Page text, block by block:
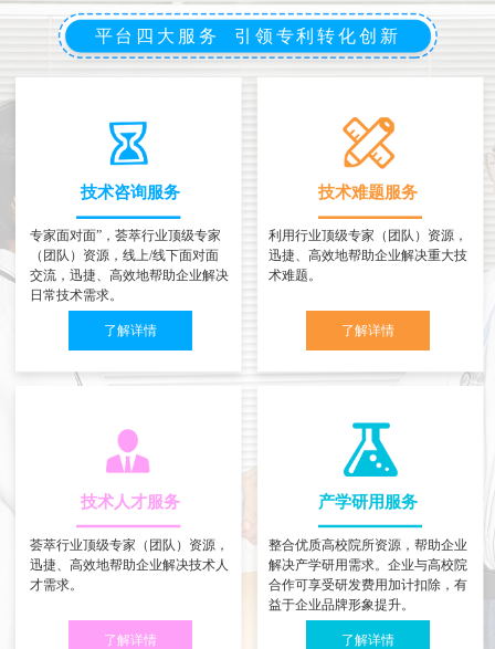
平台四大服务 引领专利转化创新
技术咨询服务
专家面对面”，荟萃行业顶级专家
（团队）资源，线上/线下面对面
交流，迅捷、高效地帮助企业解决
日常技术需求。
了解详情
技术难题服务
利用行业顶级专家（团队）资源，
迅捷、高效地帮助企业解决重大技
术难题。
了解详情
技术人才服务
荟萃行业顶级专家（团队）资源，
迅捷、高效地帮助企业解决技术人
才需求。
了解详情
产学研用服务
整合优质高校院所资源，帮助企业
解决产学研用需求。企业与高校院
合作可享受研发费用加计扣除，有
益于企业品牌形象提升。
了解详情